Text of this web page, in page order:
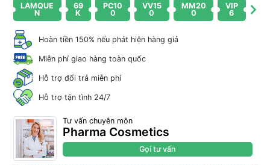
LAMQUE
N
69
K
PC10
0
VV15
0
MM20
0
VIP
6
Hoàn tiền 150% nếu phát hiện hàng giả
Miễn phí giao hàng toàn quốc
Hỗ trợ đổi trả miễn phí
Hỗ trợ tận tình 24/7
Tư vấn chuyên môn
Pharma Cosmetics
Gọi tư vấn